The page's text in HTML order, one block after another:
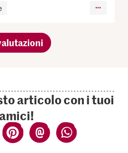
articolo con i tuoi
amici!